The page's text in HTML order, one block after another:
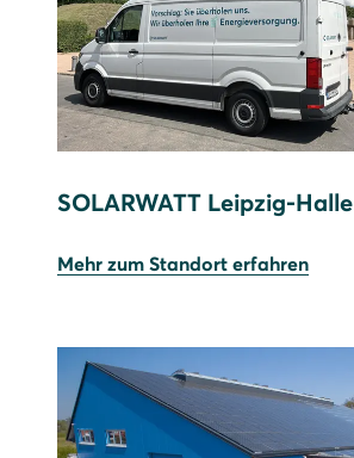
SOLARWATT Leipzig-Halle
Mehr zum Standort erfahren